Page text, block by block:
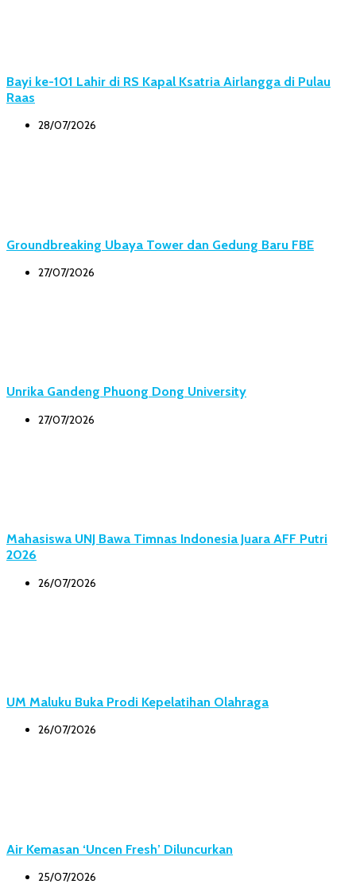
Bayi ke-101 Lahir di RS Kapal Ksatria Airlangga di Pulau
Raas
28/07/2026
Groundbreaking Ubaya Tower dan Gedung Baru FBE
27/07/2026
Unrika Gandeng Phuong Dong University
27/07/2026
Mahasiswa UNJ Bawa Timnas Indonesia Juara AFF Putri
2026
26/07/2026
UM Maluku Buka Prodi Kepelatihan Olahraga
26/07/2026
Air Kemasan ‘Uncen Fresh’ Diluncurkan
25/07/2026